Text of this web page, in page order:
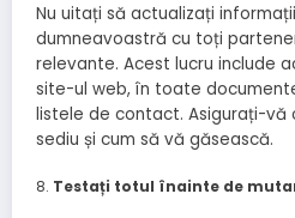
Nu uitați să actualizați
dumneavoastră cu toți
relevante. Acest lucru include
site-ul web, în toate
listele de contact. Asigurați-vă
sediu și cum să vă găsească.
Testați totul înainte de